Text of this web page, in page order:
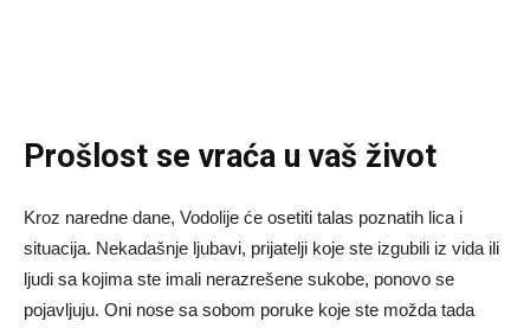
Prošlost se vraća u vaš život
Kroz naredne dane, Vodolije će osetiti talas poznatih lica i
situacija. Nekadašnje ljubavi, prijatelji koje ste izgubili iz vida ili
ljudi sa kojima ste imali nerazrešene sukobe, ponovo se
pojavljuju. Oni nose sa sobom poruke koje ste možda tada